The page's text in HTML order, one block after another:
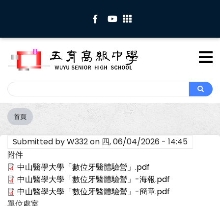
內
Search
Search
導
航
連
結
首頁
Submitted byW332on 四, 06/04/2026 - 14:45
附件
中山醫學大學「數位牙醫體驗營」.pdf
中山醫學大學「數位牙醫體驗營」-海報.pdf
中山醫學大學「數位牙醫體驗營」-簡章.pdf